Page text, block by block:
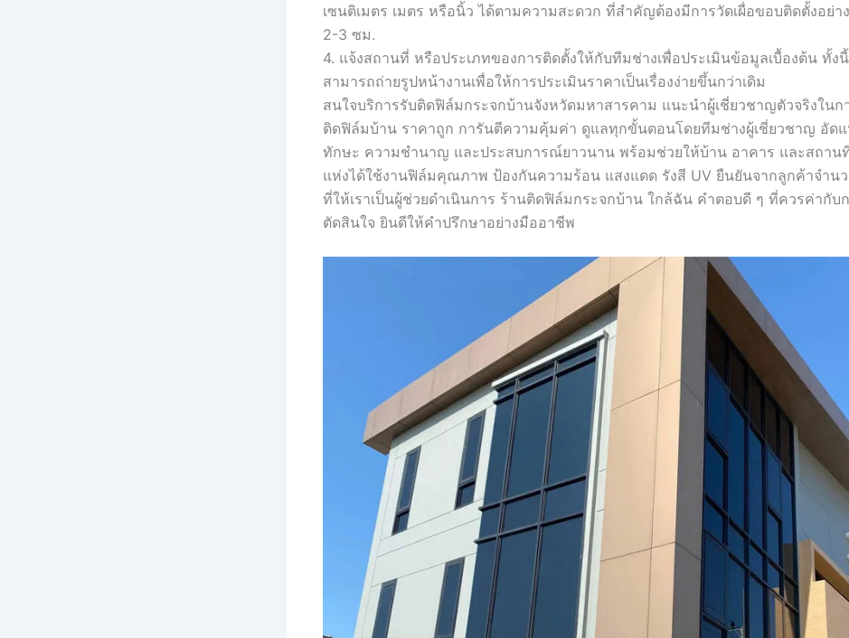
เซนติเมตร เมตร หรือนิ้ว ได้ตามความสะดวก ที่สำคัญต้องมีการวัดเผื่อขอบติดตั้งอย่า
2-3 ซม.
4. แจ้งสถานที่ หรือประเภทของการติดตั้งให้กับทีมช่างเพื่อประเมินข้อมูลเบื้องต้น ทั้งนี้
สามารถถ่ายรูปหน้างานเพื่อให้การประเมินราคาเป็นเรื่องง่ายขึ้นกว่าเดิม
สนใจบริการรับติดฟิล์มกระจกบ้านจังหวัดมหาสารคาม แนะนำผู้เชี่ยวชาญตัวจริงในก
ติดฟิล์มบ้าน ราคาถูก การันตีความคุ้มค่า ดูแลทุกขั้นตอนโดยทีมช่างผู้เชี่ยวชาญ อัด
ทักษะ ความชำนาญ และประสบการณ์ยาวนาน พร้อมช่วยให้บ้าน อาคาร และสถาน
แห่งได้ใช้งานฟิล์มคุณภาพ ป้องกันความร้อน แสงแดด รังสี UV ยืนยันจากลูกค้าจำน
ที่ให้เราเป็นผู้ช่วยดำเนินการ ร้านติดฟิล์มกระจกบ้าน ใกล้ฉัน คำตอบดี ๆ ที่ควรค่ากับ
ตัดสินใจ ยินดีให้คำปรึกษาอย่างมืออาชีพ